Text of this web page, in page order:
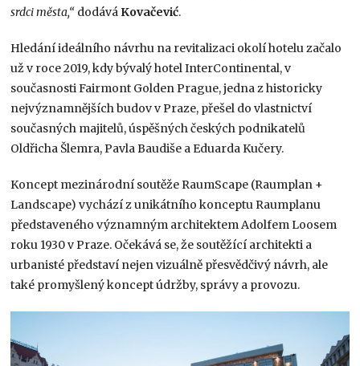
srdci města,“ dodává Kovačević.
Hledání ideálního návrhu na revitalizaci okolí hotelu začalo
už v roce 2019, kdy bývalý hotel InterContinental, v
současnosti Fairmont Golden Prague, jedna z historicky
nejvýznamnějších budov v Praze, přešel do vlastnictví
současných majitelů, úspěšných českých podnikatelů
Oldřicha Šlemra, Pavla Baudiše a Eduarda Kučery.
Koncept mezinárodní soutěže RaumScape (Raumplan +
Landscape) vychází z unikátního konceptu Raumplanu
představeného významným architektem Adolfem Loosem
roku 1930 v Praze. Očekává se, že soutěžící architekti a
urbanisté představí nejen vizuálně přesvědčivý návrh, ale
také promyšlený koncept údržby, správy a provozu.